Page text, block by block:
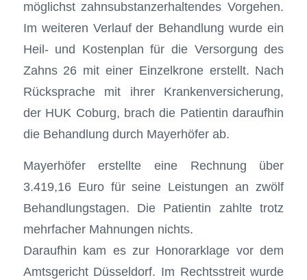
möglichst zahnsubstanzerhaltendes Vorgehen.
Im weiteren Verlauf der Behandlung wurde ein
Heil- und Kostenplan für die Versorgung des
Zahns 26 mit einer Einzelkrone erstellt. Nach
Rücksprache mit ihrer Krankenversicherung,
der HUK Coburg, brach die Patientin daraufhin
die Behandlung durch Mayerhöfer ab.
Mayerhöfer erstellte eine Rechnung über
3.419,16 Euro für seine Leistungen an zwölf
Behandlungstagen. Die Patientin zahlte trotz
mehrfacher Mahnungen nichts.
Daraufhin kam es zur Honorarklage vor dem
Amtsgericht Düsseldorf. Im Rechtsstreit wurde